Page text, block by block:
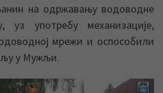
на одржавању водоводне
уз употребу механизације,
мрежи и оспособили
у Мужљи.